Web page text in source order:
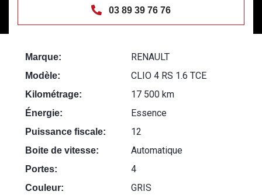
03 89 39 76 76
Marque: RENAULT
Modèle: CLIO 4 RS 1.6 TCE
Kilométrage: 17 500 km
Énergie: Essence
Puissance fiscale: 12
Boite de vitesse: Automatique
Portes: 4
Couleur: GRIS